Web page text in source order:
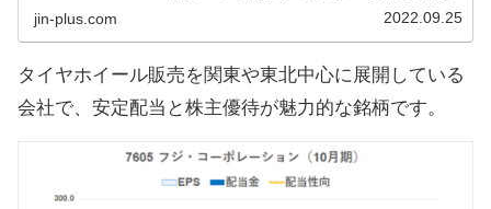
ホイール館フジ」で北海道〜関西の47店舗を直
jin-plus.com 2022.09.25
タイヤホイール販売を関東や東北中心に展開している
会社で、安定配当と株主優待が魅力的な銘柄です。